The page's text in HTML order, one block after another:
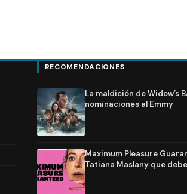
RECOMENDACIONES
La maldición de Widow’s
nominaciones al Emmy
Maximum Pleasure
Tatiana Maslany que